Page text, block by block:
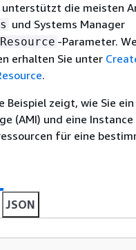
unterstützt die meisten
und Systems Manager
-Parameter.
erhalten Sie unter
.
Beispiel zeigt, wie Sie ein
(AMI) und eine Instance
für eine
JSON